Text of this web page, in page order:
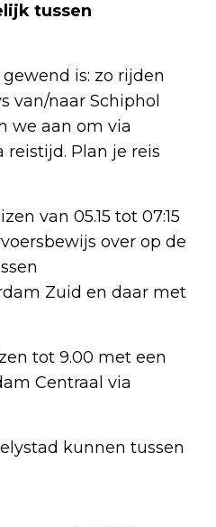
tussen
is: zo rijden
van/naar Schiphol
we aan om via
Plan je reis
van 05.15 tot 07:15
over op de
Zuid en daar met
tot 9.00 met een
Centraal via
kunnen tussen